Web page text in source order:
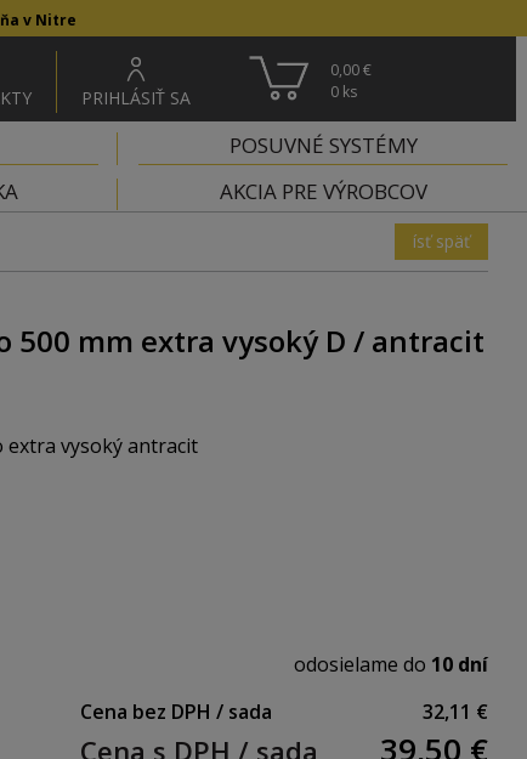
v Nitre
PRIHLÁSIŤ SA
0,00 €
0 ks
POSUVNÉ SYSTÉMY
AKCIA PRE VÝROBCOV
ísť späť
500 mm extra vysoký D / antracit
extra vysoký antracit
chod.
odosielame do 10 dní
Cena bez DPH / sada
32,11 €
Cena s DPH / sada 39,50 €